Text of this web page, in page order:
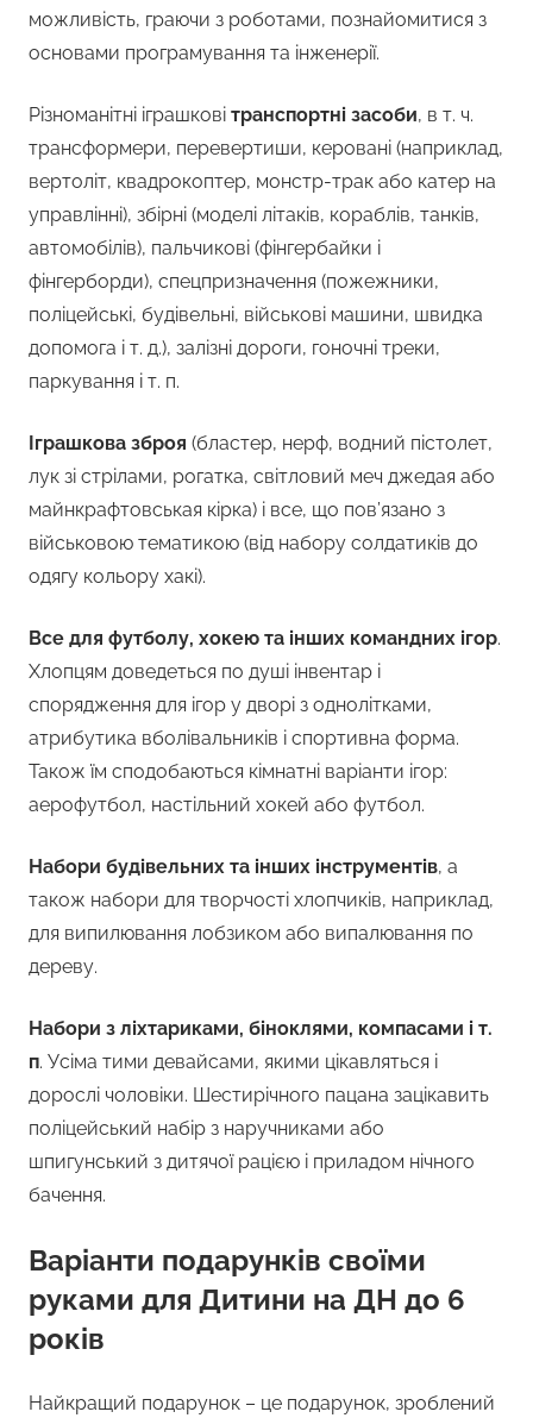
можливість, граючи з роботами, познайомитися з
основами програмування та інженерії.
Різноманітні іграшкові транспортні засоби, в т. ч.
трансформери, перевертиши, керовані (наприклад,
вертоліт, квадрокоптер, монстр-трак або катер на
управлінні), збірні (моделі літаків, кораблів, танків,
автомобілів), пальчикові (фінгербайки і
фінгерборди), спецпризначення (пожежники,
поліцейські, будівельні, військові машини, швидка
допомога і т. д.), залізні дороги, гоночні треки,
паркування і т. п.
Іграшкова зброя (бластер, нерф, водний пістолет,
лук зі стрілами, рогатка, світловий меч джедая або
майнкрафтовськая кірка) і все, що пов’язано з
військовою тематикою (від набору солдатиків до
одягу кольору хакі).
Все для футболу, хокею та інших командних ігор.
Хлопцям доведеться по душі інвентар і
спорядження для ігор у дворі з однолітками,
атрибутика вболівальників і спортивна форма.
Також їм сподобаються кімнатні варіанти ігор:
аерофутбол, настільний хокей або футбол.
Набори будівельних та інших інструментів, а
також набори для творчості хлопчиків, наприклад,
для випилювання лобзиком або випалювання по
дереву.
Набори з ліхтариками, біноклями, компасами і т.
п. Усіма тими девайсами, якими цікавляться і
дорослі чоловіки. Шестирічного пацана зацікавить
поліцейський набір з наручниками або
шпигунський з дитячої рацією і приладом нічного
бачення.
Варіанти подарунків своїми
руками для Дитини на ДН до 6
років
Найкращий подарунок – це подарунок, зроблений